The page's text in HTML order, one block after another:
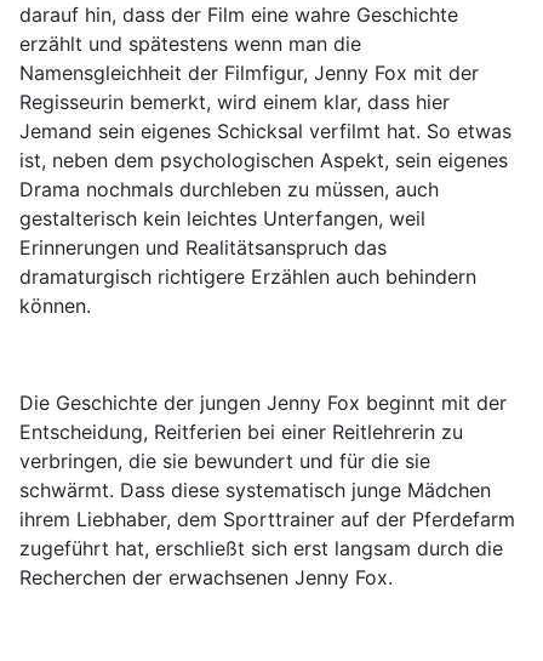
darauf hin, dass der Film eine wahre Geschichte
erzählt und spätestens wenn man die
Namensgleichheit der Filmfigur, Jenny Fox mit der
Regisseurin bemerkt, wird einem klar, dass hier
Jemand sein eigenes Schicksal verfilmt hat. So etwas
ist, neben dem psychologischen Aspekt, sein eigenes
Drama nochmals durchleben zu müssen, auch
gestalterisch kein leichtes Unterfangen, weil
Erinnerungen und Realitätsanspruch das
dramaturgisch richtigere Erzählen auch behindern
können.
Die Geschichte der jungen Jenny Fox beginnt mit der
Entscheidung, Reitferien bei einer Reitlehrerin zu
verbringen, die sie bewundert und für die sie
schwärmt. Dass diese systematisch junge Mädchen
ihrem Liebhaber, dem Sporttrainer auf der Pferdefarm
zugeführt hat, erschließt sich erst langsam durch die
Recherchen der erwachsenen Jenny Fox.